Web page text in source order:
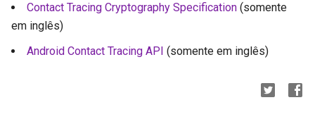
Contact Tracing Cryptography Specification (somente
em inglês)
Android Contact Tracing API (somente em inglês)